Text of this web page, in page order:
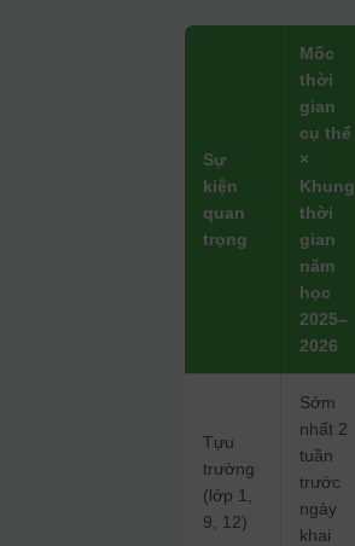
Sự
kiện
quan
trọng
Mốc
thời
gian
cụ thể
×
Khung
thời
gian
năm
học
2025–
2026
Tựu
trường
(lớp 1,
9, 12)
Sớm
nhất 2
tuần
trước
ngày
khai